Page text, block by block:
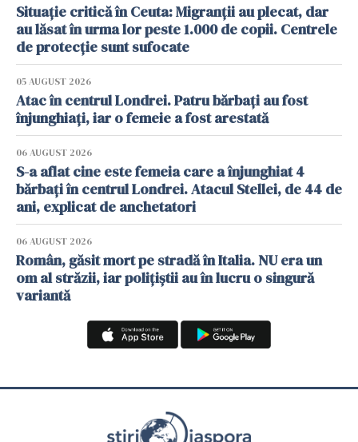
Situație critică în Ceuta: Migranții au plecat, dar
au lăsat în urma lor peste 1.000 de copii. Centrele
de protecție sunt sufocate
05 AUGUST 2026
Atac în centrul Londrei. Patru bărbați au fost
înjunghiați, iar o femeie a fost arestată
06 AUGUST 2026
S-a aflat cine este femeia care a înjunghiat 4
bărbați în centrul Londrei. Atacul Stellei, de 44 de
ani, explicat de anchetatori
06 AUGUST 2026
Român, găsit mort pe stradă în Italia. NU era un
om al străzii, iar polițiștii au în lucru o singură
variantă